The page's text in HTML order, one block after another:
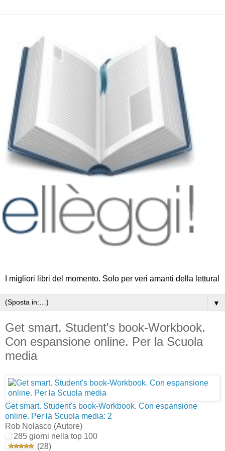
I migliori libri del momento. Solo per veri amanti della lettura!
▼
Get smart. Student's book-Workbook.
Con espansione online. Per la Scuola
media
Get smart. Student's book-Workbook. Con espansione
online. Per la Scuola media: 2
Rob Nolasco (Autore)
285 giorni nella top 100
(28)